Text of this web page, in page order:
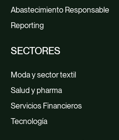
Abastecimiento Responsable
Reporting
SECTORES
Moda y sector textil
Salud y pharma
Servicios Financieros
Tecnología